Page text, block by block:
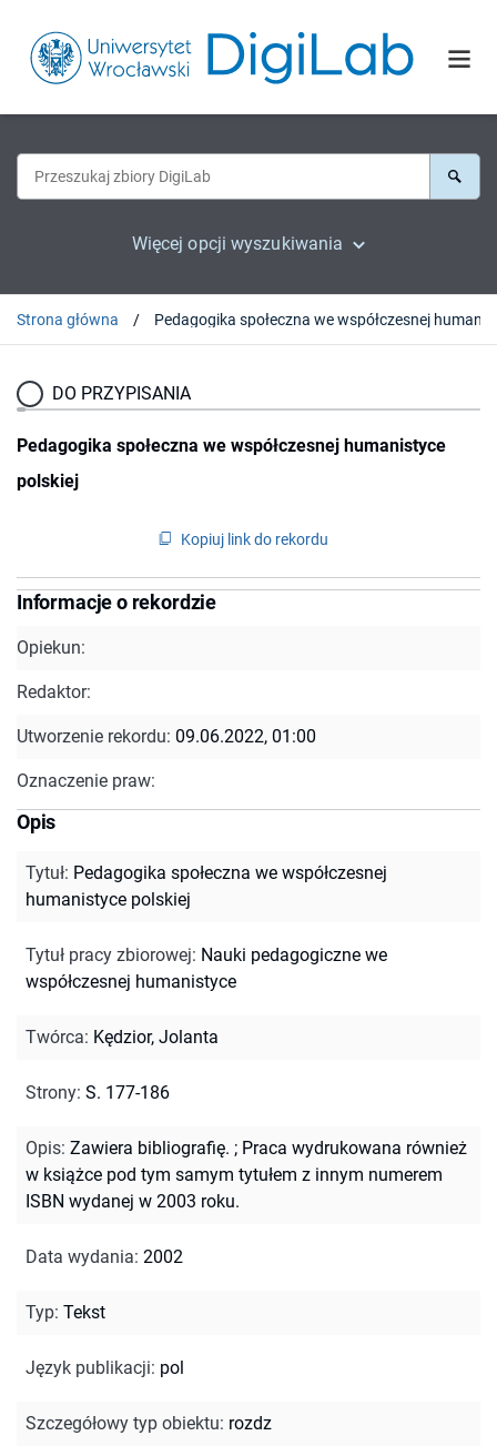
Więcej opcji wyszukiwania
Strona główna
DO PRZYPISANIA
Pedagogika społeczna we współczesnej humanistyce
polskiej
Kopiuj link do rekordu
Informacje o rekordzie
Opiekun:
Redaktor:
Utworzenie rekordu: 09.06.2022, 01:00
Oznaczenie praw:
Opis
Tytuł: Pedagogika społeczna we współczesnej
humanistyce polskiej
Tytuł pracy zbiorowej: Nauki pedagogiczne we
współczesnej humanistyce
Twórca: Kędzior, Jolanta
Strony: S. 177-186
Opis: Zawiera bibliografię. ; Praca wydrukowana również
w książce pod tym samym tytułem z innym numerem
ISBN wydanej w 2003 roku.
Data wydania: 2002
Typ: Tekst
Język publikacji: pol
Szczegółowy typ obiektu: rozdz